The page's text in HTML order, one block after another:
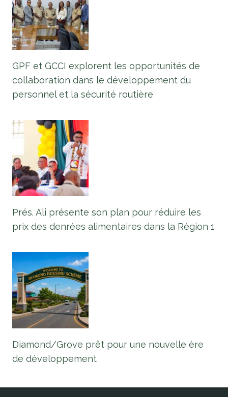
GPF et GCCI explorent les opportunités de
collaboration dans le développement du
personnel et la sécurité routière
Prés. Ali présente son plan pour réduire les
prix des denrées alimentaires dans la Région 1
Diamond/Grove prêt pour une nouvelle ère
de développement